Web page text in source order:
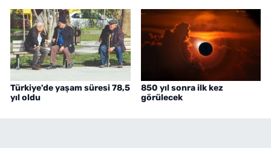
Türkiye'de yaşam süresi 78,5
yıl oldu
850 yıl sonra ilk kez
görülecek